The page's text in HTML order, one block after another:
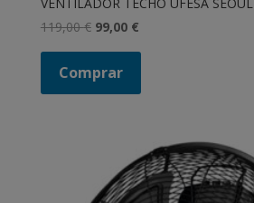
119,00€ El
original
99,00 €El
es:
Comprar